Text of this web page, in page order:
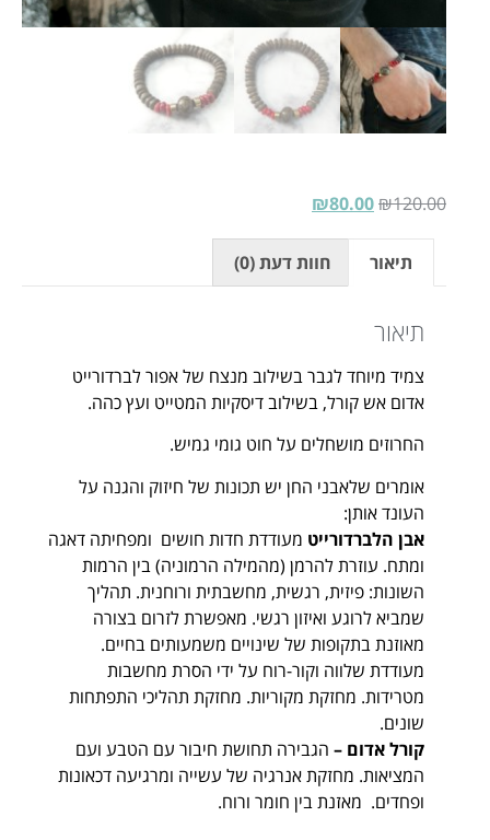
₪120.00
₪80.00
תיאור חוות דעת (0)
תיאור
צמיד מיוחד לגבר בשילוב מנצח של אפור לברדורייט
אדום אש קורל, בשילוב דיסקיות המטייט ועץ כהה.
החרוזים מושחלים על חוט גומי גמיש.
אומרים שלאבני החן יש תכונות של חיזוק והגנה על
העונד אותן:
אבן הלברדורייטמעודדת חדות חושים ומפחיתה דאגה
ומתח. עוזרת להרמן (מהמילה הרמוניה) בין הרמות
השונות: פיזית, רגשית, מחשבתית ורוחנית. תהליך
שמביא לרוגע ואיזון רגשי. מאפשרת לזרום בצורה
מאוזנת בתקופות של שינויים משמעותים בחיים.
מעודדת שלווה וקור-רוח על ידי הסרת מחשבות
מטרידות. מחזקת מקוריות. מחזקת תהליכי התפתחות
שונים.
קורל אדום –הגבירה תחושת חיבור עם הטבע ועם
המציאות. מחזקת אנרגיה של עשייה ומרגיעה דכאונות
ופחדים. מאזנת בין חומר ורוח.